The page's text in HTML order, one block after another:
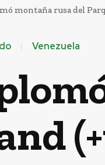
montaña rusa del
Venezuela